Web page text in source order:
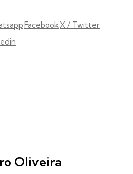
Facebook X / Twitter
Oliveira